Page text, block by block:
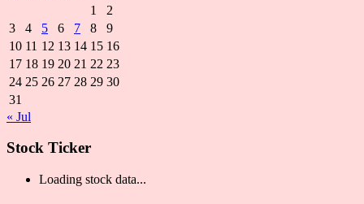
1
2
3
4 5 6 7 8
9
10 11 12 13 14 15 16
17 18 19 20 21 22 23
24 25 26 27 28 29 30
31
« Jul
Stock Ticker
Loading stock data...